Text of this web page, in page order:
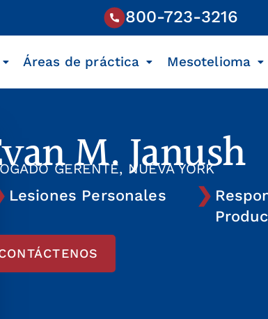
800-723-3216
Áreas de práctica Mesotelioma
M. Janush
GERENTE, NUEVA YORK
Lesiones Personales